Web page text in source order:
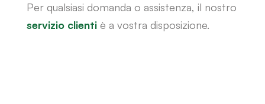
Per qualsiasi domanda o assistenza, il nostro
servizio clienti è a vostra disposizione.